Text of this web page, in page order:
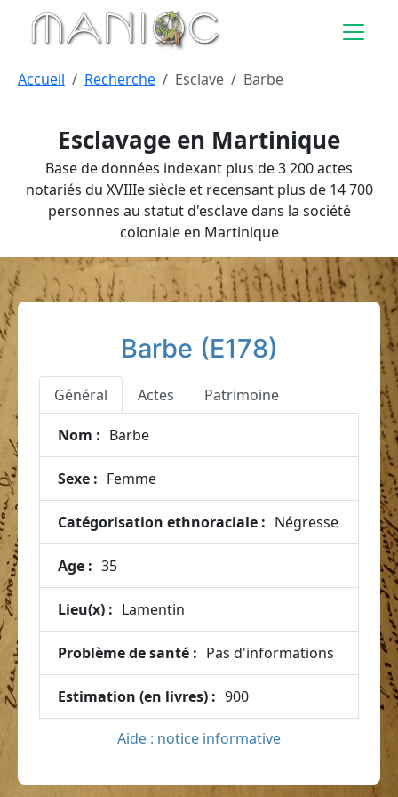
Aller au contenu principal
Esclavage en Martinique
Base de données indexant plus de 3 200 actes
notariés du XVIIIe siècle et recensant plus de 14 700
personnes au statut d'esclave dans la société
coloniale en Martinique
Accueil Recherche Esclave Barbe
Barbe (E178)
Général Actes Patrimoine
Nom : Barbe
Sexe : Femme
Catégorisation ethnoraciale : Négresse
Age : 35
Lieu(x) : Lamentin
Problème de santé : Pas d'informations
Estimation (en livres) : 900
Aide : notice informative